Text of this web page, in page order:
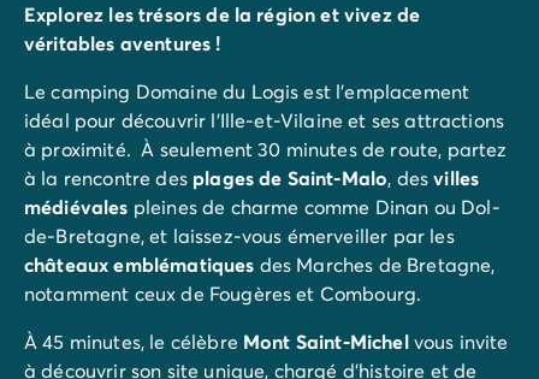
Explorez les trésors de la région et vivez de
véritables aventures !
Le camping Domaine du Logis est l'emplacement
idéal pour découvrir l’Ille-et-Vilaine et ses attractions
à proximité. À seulement 30 minutes de route, partez
à la rencontre des plages de Saint-Malo, desvilles
médiévales pleines de charme comme Dinan ou Dol-
de-Bretagne, et laissez-vous émerveiller par les
châteaux emblématiques des Marches de Bretagne,
notamment ceux de Fougères et Combourg.
À 45 minutes, le célèbre Mont Saint-Michelvous invite
à découvrir son site unique, chargé d’histoire et de